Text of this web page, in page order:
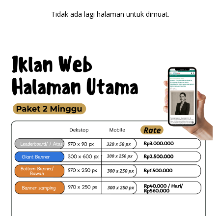
Tidak ada lagi halaman untuk dimuat.